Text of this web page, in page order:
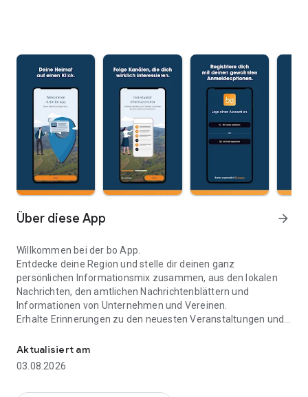
Über diese App arrow_forward
Willkommen bei der bo App.
Entdecke deine Region und stelle dir deinen ganz
persönlichen Informationsmix zusammen, aus den lokalen
Nachrichten, den amtlichen Nachrichtenblättern und
Informationen von Unternehmen und Vereinen.
Erhalte Erinnerungen zu den neuesten Veranstaltungen und
Aktualisiert am
03.08.2026